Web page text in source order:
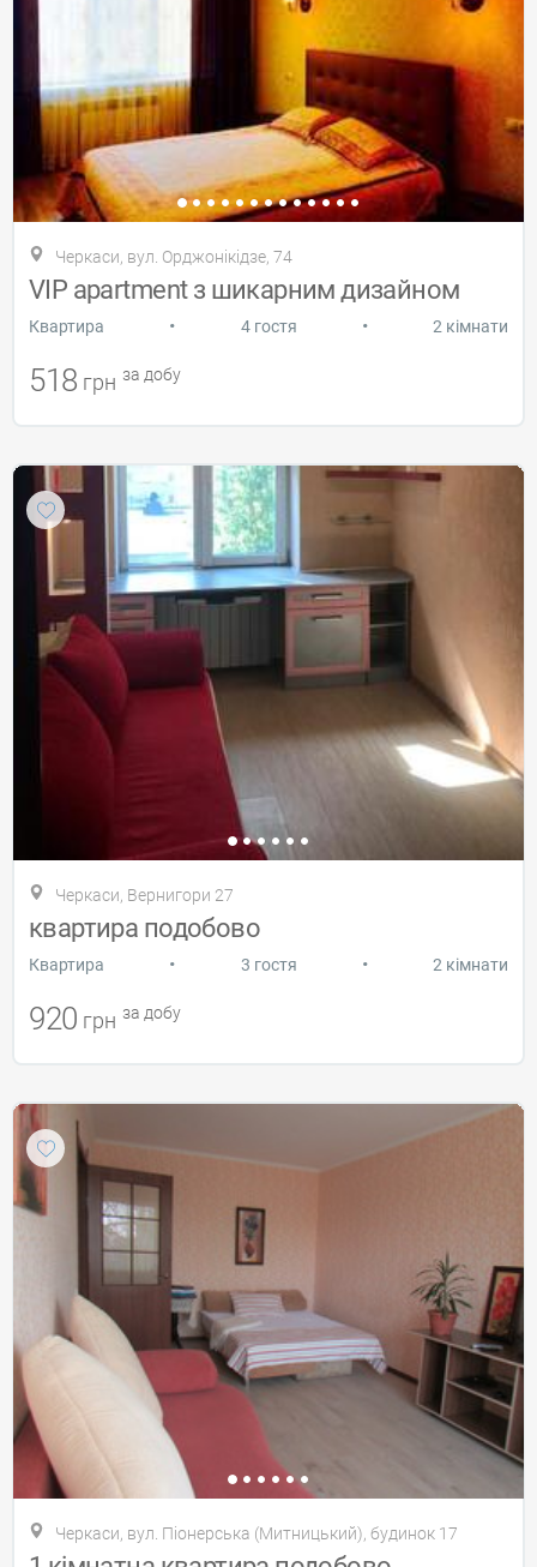
Черкаси, вул. Орджонікідзе, 74
VIP apartment з шикарним дизайном
Квартира • 4 гостя • 2 кімнати
518 грн за добу
Черкаси, Вернигори 27
квартира подобово
Квартира • 3 гостя • 2 кімнати
920 грн за добу
Черкаси, вул. Піонерська (Митницький), будинок 17